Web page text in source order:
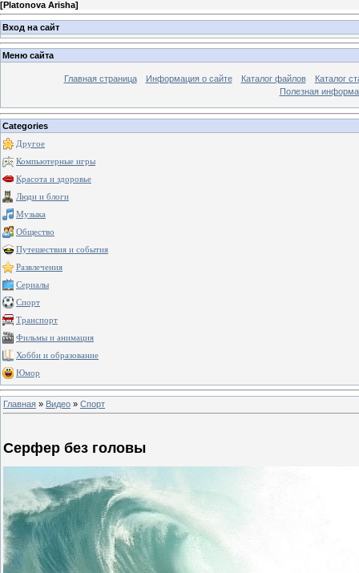
[Platonova Arisha]
Вход на сайт
Меню сайта
Главная страница Информация о сайте Каталог файлов
Каталог
Полезная
Categories
Другое
Компьютерные игры
Красота и здоровье
Люди и блоги
Музыка
Общество
Путешествия и события
Развлечения
Сериалы
Спорт
Транспорт
Фильмы и анимация
Хобби и образование
Юмор
Главная » Видео » Спорт
Серфер без головы